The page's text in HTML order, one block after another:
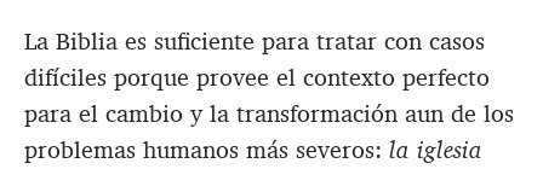
La Biblia es suficiente para tratar con casos
difíciles porque provee el contexto perfecto
para el cambio y la transformación aun de los
problemas humanos más severos: la iglesia